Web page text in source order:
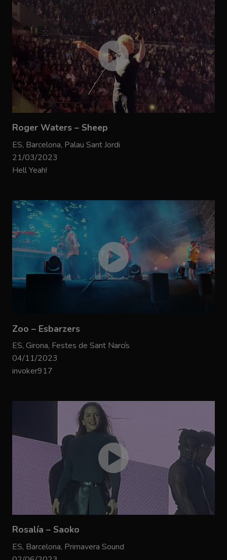
Roger Waters – Sheep
ES, Barcelona, Palau Sant Jordi
21/03/2023
Hell Yeah!
Zoo – Esbarzers
ES, Girona, Festes de Sant Narcís
04/11/2023
invoker917
Rosalía – Saoko
ES, Barcelona, Primavera Sound